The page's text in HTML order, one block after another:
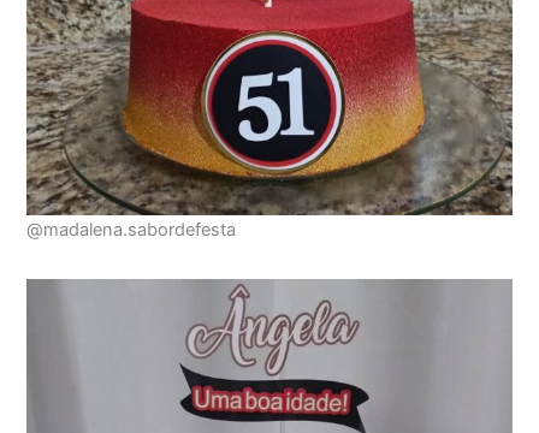
@madalena.sabordefesta